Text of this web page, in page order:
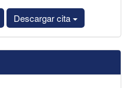
Descargar cita